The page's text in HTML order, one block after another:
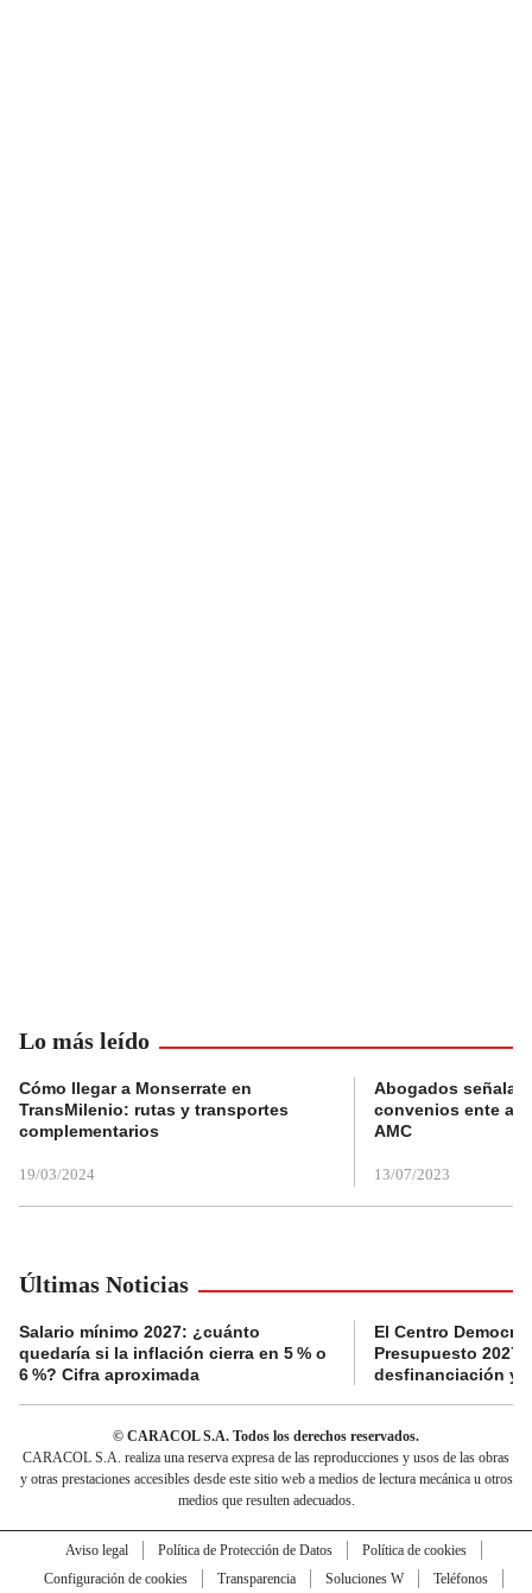
Lo más leído
Cómo llegar a Monserrate en
TransMilenio: rutas y transportes
complementarios
19/03/2024
Abogados
convenios ente
AMC
13/07/2023
Últimas Noticias
Salario mínimo 2027: ¿cuánto
quedaría si la inflación cierra en 5 % o
6 %? Cifra aproximada
El Centro
Presupuesto 2027
desfinanciación y
© CARACOL S.A. Todos los derechos reservados.
CARACOL S.A. realiza una reserva expresa de las reproducciones y usos de las obras
y otras prestaciones accesibles desde este sitio web a medios de lectura mecánica u otros
medios que resulten adecuados.
Aviso legal Política de Protección de Datos
Política de cookies
Configuración de cookies
Transparencia Soluciones W
Teléfonos